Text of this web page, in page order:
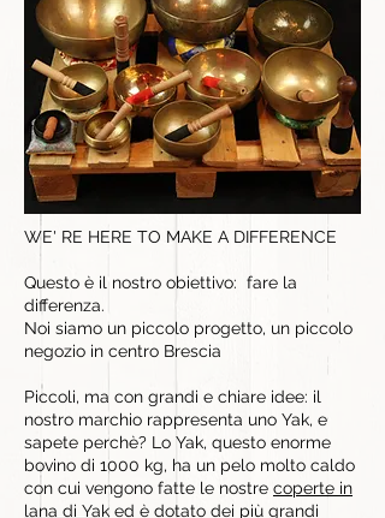
WE' RE HERE TO MAKE A DIFFERENCE
Questo è il nostro obiettivo: fare la
differenza.
Noi siamo un piccolo progetto, un piccolo
negozio in centro Brescia
Piccoli, ma con grandi e chiare idee: il
nostro marchio rappresenta uno Yak, e
sapete perchè? Lo Yak, questo enorme
bovino di 1000 kg, ha un pelo molto caldo
con cui vengono fatte le nostre coperte in
lana di Yak ed è dotato dei più grandi